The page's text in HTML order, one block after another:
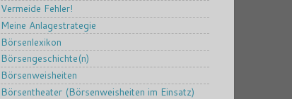
Vermeide Fehler!
Meine Anlagestrategie
Börsenlexikon
Börsengeschichte(n)
Börsenweisheiten
Börsentheater (Börsenweisheiten im Einsatz)